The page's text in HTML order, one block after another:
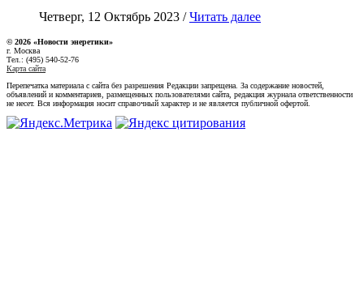
Четверг, 12 Октябрь 2023 /Читать далее
© 2026 «Новости энеретики»
г. Москва
Тел.: (495) 540-52-76
Карта сайта
Перепечатка материала с сайта без разрешения Редакции запрещена. За содержание новостей,
объявлений и комментариев, размещенных пользователями сайта, редакция журнала ответственности
не несет. Вся информация носит справочный характер и не является публичной офертой.